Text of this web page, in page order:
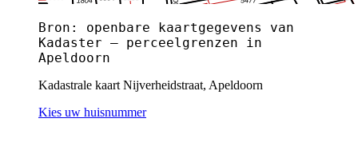
Bron: openbare kaartgegevens van
Kadaster — perceelgrenzen in
Apeldoorn
Kadastrale kaart Nijverheidstraat, Apeldoorn
Kies uw huisnummer